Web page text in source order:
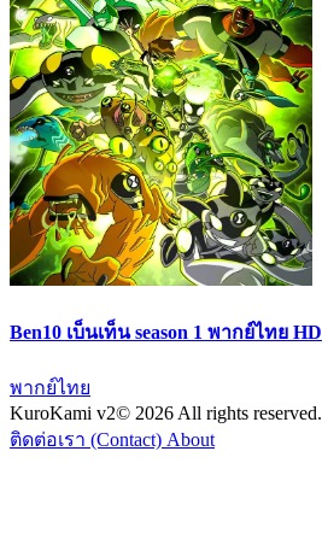
Ben10 เบ็นเท็น season 1 พากย์ไทย HD
พากย์ไทย
KuroKami v2© 2026 All rights reserved.
ติดต่อเรา (Contact) About